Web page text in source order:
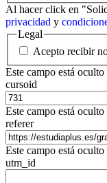
Al hacer click en
privacidad y
Legal
Acepto recibir
Este campo está
cursoid
Este campo está
referer
Este campo está
utm_id